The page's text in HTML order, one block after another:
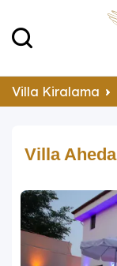
Villa Kiralama
Villa Aheda